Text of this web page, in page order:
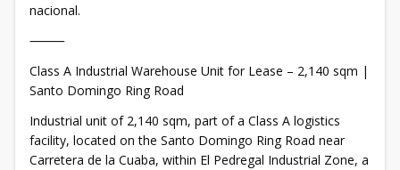
nacional.
⸻
Class A Industrial Warehouse Unit for Lease – 2,140 sqm |
Santo Domingo Ring Road
Industrial unit of 2,140 sqm, part of a Class A logistics
facility, located on the Santo Domingo Ring Road near
Carretera de la Cuaba, within El Pedregal Industrial Zone, a